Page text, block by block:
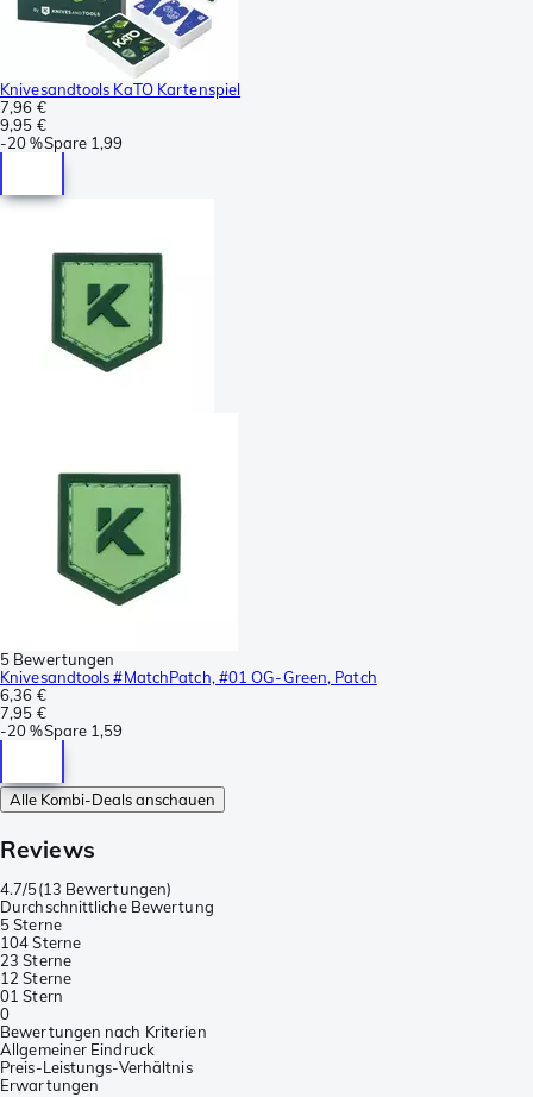
Knivesandtools KaTO Kartenspiel
7,96 €
9,95 €
-20 %Spare 1,99
5 Bewertungen
Knivesandtools #MatchPatch, #01 OG-Green, Patch
6,36 €
7,95 €
-20 %Spare 1,59
Alle Kombi-Deals anschauen
Reviews
4.7/5(13 Bewertungen)
Durchschnittliche Bewertung
5 Sterne
104 Sterne
23 Sterne
1 2 Sterne
01 Stern
0
Bewertungen nach Kriterien
Allgemeiner Eindruck
Preis-Leistungs-Verhältnis
Erwartungen